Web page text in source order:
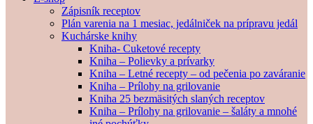
Zápisník receptov
Plán varenia na 1 mesiac, jedálniček na prípravu jedál
Kuchárske knihy
Kniha- Cuketové recepty
Kniha – Polievky a prívarky
Kniha – Letné recepty – od pečenia po zaváranie
Kniha – Prílohy na grilovanie
Kniha 25 bezmäsitých slaných receptov
Kniha – Prílohy na grilovanie – šaláty a mnohé